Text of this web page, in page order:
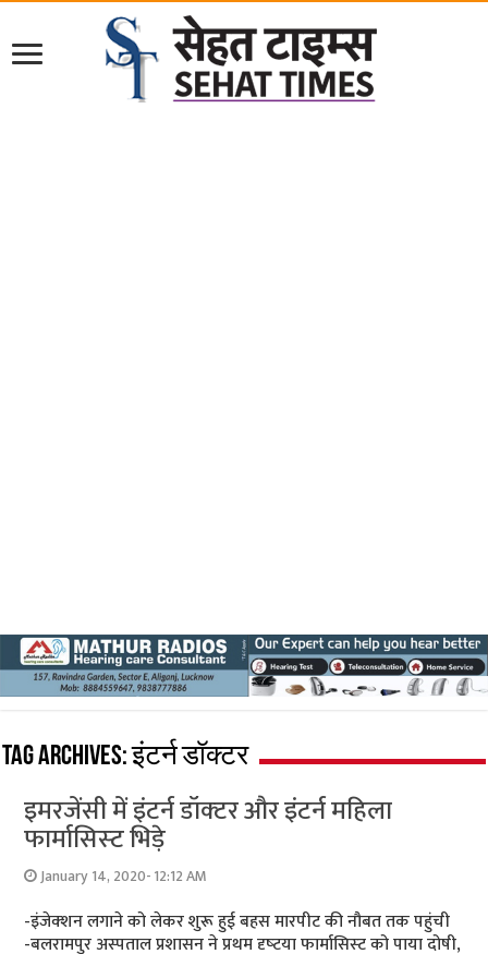
Tag Archives:इंटर्न डॉक्टर
इमरजेंसी में इंटर्न डॉक्‍टर और इंटर्न महिला
फार्मासिस्‍ट भिड़े
January 14, 2020- 12:12 AM
-इंजेक्‍शन लगाने को लेकर शुरू हुई बहस मारपीट की नौबत तक पहुंची
-बलरामपुर अस्‍पताल प्रशासन ने प्रथम दृष्‍टया फार्मासिस्‍ट को पाया दोषी,